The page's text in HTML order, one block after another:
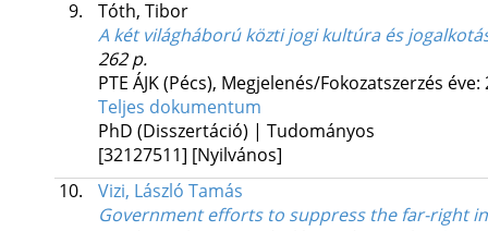
9.
Tóth, Tibor
A két világháború közti jogi kultúra és
262 p.
PTE ÁJK (Pécs), Megjelenés/Fokozatszerzés éve:
Teljes dokumentum
PhD (Disszertáció) | Tudományos
[32127511] [Nyilvános]
10.
Vizi, László Tamás
Government efforts to suppress the far-right